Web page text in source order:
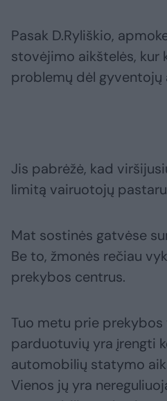
Pasak D.Ryliškio,
stovėjimo aikštelės, kur
problemų dėl gyventojų
Jis pabrėžė, kad
limitą vairuotojų
Mat sostinės gatvėse
Be to, žmonės rečiau
prekybos centrus.
Tuo metu prie prekybos
parduotuvių yra įrengti
automobilių statymo
Vienos jų yra